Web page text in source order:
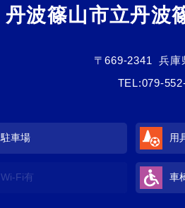
丹波篠山市立丹波
〒669-2341
兵庫
TEL:079-
駐車場 用
Wi-Fi有 車